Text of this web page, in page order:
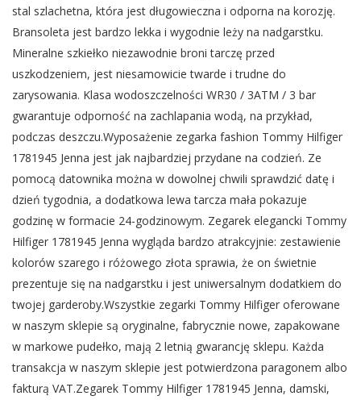
stal szlachetna, która jest długowieczna i odporna na korozję.
Bransoleta jest bardzo lekka i wygodnie leży na nadgarstku.
Mineralne szkiełko niezawodnie broni tarczę przed
uszkodzeniem, jest niesamowicie twarde i trudne do
zarysowania. Klasa wodoszczelności WR30 / 3ATM / 3 bar
gwarantuje odporność na zachlapania wodą, na przykład,
podczas deszczu.Wyposażenie zegarka fashion Tommy Hilfiger
1781945 Jenna jest jak najbardziej przydane na codzień. Ze
pomocą datownika można w dowolnej chwili sprawdzić datę i
dzień tygodnia, a dodatkowa lewa tarcza mała pokazuje
godzinę w formacie 24-godzinowym. Zegarek elegancki Tommy
Hilfiger 1781945 Jenna wygląda bardzo atrakcyjnie: zestawienie
kolorów szarego i różowego złota sprawia, że on świetnie
prezentuje się na nadgarstku i jest uniwersalnym dodatkiem do
twojej garderoby.Wszystkie zegarki Tommy Hilfiger oferowane
w naszym sklepie są oryginalne, fabrycznie nowe, zapakowane
w markowe pudełko, mają 2 letnią gwarancję sklepu. Każda
transakcja w naszym sklepie jest potwierdzona paragonem albo
fakturą VAT.Zegarek Tommy Hilfiger 1781945 Jenna, damski,